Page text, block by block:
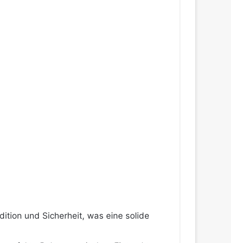
und Sicherheit, was eine solide